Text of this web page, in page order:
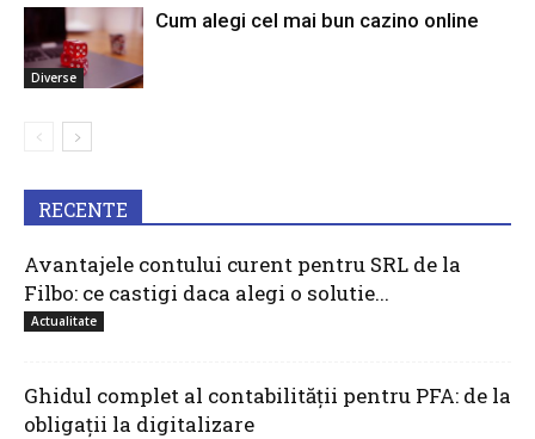
Diverse
Cum alegi cel mai bun cazino online
RECENTE
Avantajele contului curent pentru SRL de la
Filbo: ce castigi daca alegi o solutie...
Actualitate
Ghidul complet al contabilității pentru PFA: de la
obligații la digitalizare